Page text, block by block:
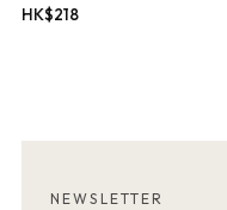
HK$218
NEWSLETTER